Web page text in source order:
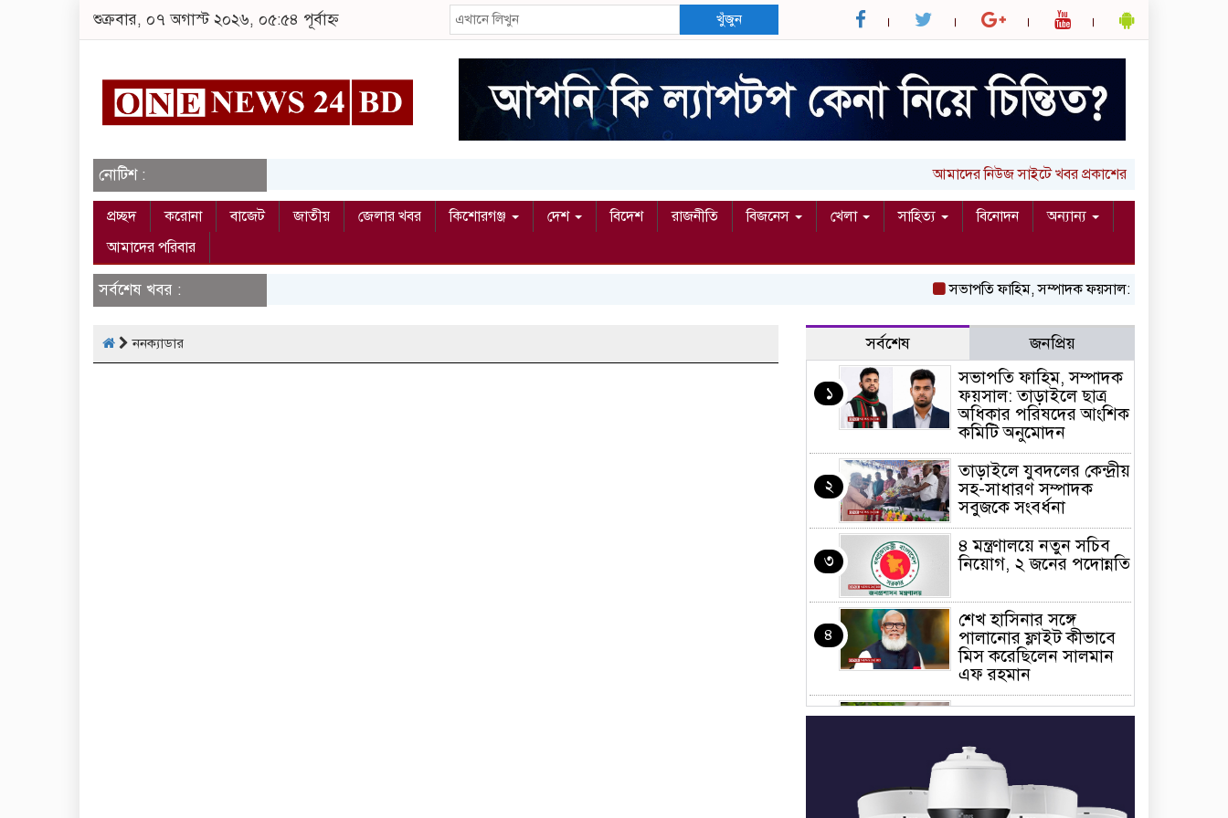
শুক্রবার, ০৭ অগাস্ট ২০২৬, ০৫:৫৪ পূর্বাহ্ন খুঁজুন
নোটিশ : আমাদের নিউজ সাইটে খবর প্রকাশের জন্য আপনার
প্রচ্ছদ করোনা বাজেট জাতীয় জেলার খবর কিশোরগঞ্জ দেশ বিদেশ রাজনীতি বিজনেস খেলা সাহিত্য বিনোদন
অন্যান্য
আমাদের পরিবার
সর্বশেষ খবর : সভাপতি ফাহিম, সম্পাদক ফয়সাল: তাড়াইলে ছাত্র
ননক্যাডার সর্বশেষ জনপ্রিয়
১
সভাপতি ফাহিম, সম্পাদক
ফয়সাল: তাড়াইলে ছাত্র
অধিকার পরিষদের আংশিক
কমিটি অনুমোদন
২
তাড়াইলে যুবদলের কেন্দ্রীয়
সহ-সাধারণ সম্পাদক
সবুজকে সংবর্ধনা
৩
৪ মন্ত্রণালয়ে নতুন সচিব
নিয়োগ, ২ জনের পদোন্নতি
৪
শেখ হাসিনার সঙ্গে
পালানোর ফ্লাইট কীভাবে
মিস করেছিলেন সালমান
এফ রহমান
ভাত রান্নার সময় নরম হয়ে
মৃত্যুদণ্ড বাদ না দেওয়ায়
প্রত্যক্ষদর্শীদের তথ্য দেয়নি